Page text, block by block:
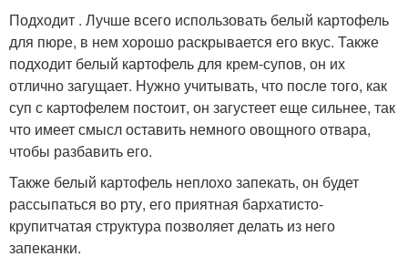
Подходит . Лучше всего использовать белый картофель
для пюре, в нем хорошо раскрывается его вкус. Также
подходит белый картофель для крем-супов, он их
отлично загущает. Нужно учитывать, что после того, как
суп с картофелем постоит, он загустеет еще сильнее, так
что имеет смысл оставить немного овощного отвара,
чтобы разбавить его.
Также белый картофель неплохо запекать, он будет
рассыпаться во рту, его приятная бархатисто-
крупитчатая структура позволяет делать из него
запеканки.